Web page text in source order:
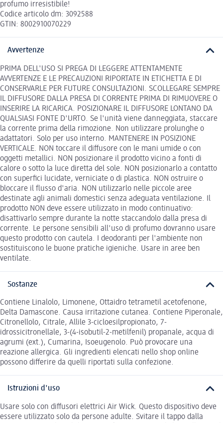
profumo irresistibile!
Codice articolo dm: 3092588
GTIN: 8002910070229
Avvertenze
PRIMA DELL'USO SI PREGA DI LEGGERE ATTENTAMENTE
AVVERTENZE E LE PRECAUZIONI RIPORTATE IN ETICHETTA E DI
CONSERVARLE PER FUTURE CONSULTAZIONI. SCOLLEGARE SEMPRE
IL DIFFUSORE DALLA PRESA DI CORRENTE PRIMA DI RIMUOVERE O
INSERIRE LA RICARICA. POSIZIONARE IL DIFFUSORE LONTANO DA
QUALSIASI FONTE D'URTO. Se l'unità viene danneggiata, staccare
la corrente prima della rimozione. Non utilizzare prolunghe o
adattatori. Solo per uso interno. MANTENERE IN POSIZIONE
VERTICALE. NON toccare il diffusore con le mani umide o con
oggetti metallici. NON posizionare il prodotto vicino a fonti di
calore o sotto la luce diretta del sole. NON posizionarlo a contatto
con superfici lucidate, verniciate o di plastica. NON ostruire o
bloccare il flusso d'aria. NON utilizzarlo nelle piccole aree
destinate agli animali domestici senza adeguata ventilazione. Il
prodotto NON deve essere utilizzato in modo continuativo:
disattivarlo sempre durante la notte staccandolo dalla presa di
corrente. Le persone sensibili all'uso di profumo dovranno usare
questo prodotto con cautela. I deodoranti per l'ambiente non
sostituiscono le buone pratiche igieniche. Usare in aree ben
ventilate.
Sostanze
Contiene Linalolo, Limonene, Ottaidro tetrametil acetofenone,
Delta Damascone. Causa irritazione cutanea. Contiene Piperonale,
Citronellolo, Citrale, Allile 3-cicloesilpropionato, 7-
idrossicitronellale, 3-(4-isobutil-2-metilfenil) propanale, acqua di
agrumi (ext.), Cumarina, Isoeugenolo. Può provocare una
reazione allergica. Gli ingredienti elencati nello shop online
possono differire da quelli riportati sulla confezione.
Istruzioni d'uso
Usare solo con diffusori elettrici Air Wick. Questo dispositivo deve
essere utilizzato solo da persone adulte. Svitare il tappo dalla